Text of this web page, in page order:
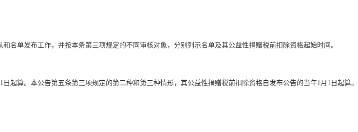
单发布工作，并按本条第三项规定的不同审核对象，分别列示名单及其公益性捐赠税前扣除资格起始时间。
算。本公告第五条第三项规定的第二种和第三种情形，其公益性捐赠税前扣除资格自发布公告的当年1月1日起算。